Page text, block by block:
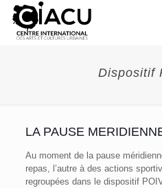
Dispositif
LA PAUSE
Au moment de la pause
repas, l’autre à des actions
regroupées dans le dispositif